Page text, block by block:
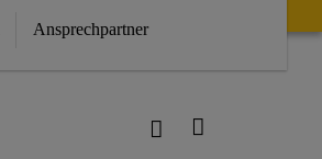
Ansprechpartner